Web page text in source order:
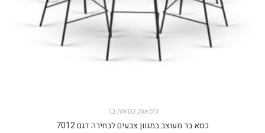
כיסאות,כסאות בר
כסא בר מעוצב במגוון צבעים לבחירה דגם 7012